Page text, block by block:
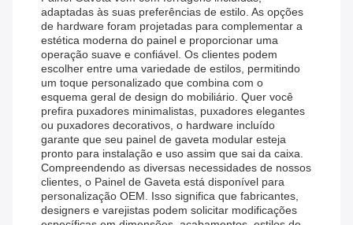
adaptadas às suas preferências de estilo. As opções
de hardware foram projetadas para complementar a
estética moderna do painel e proporcionar uma
operação suave e confiável. Os clientes podem
escolher entre uma variedade de estilos, permitindo
um toque personalizado que combina com o
esquema geral de design do mobiliário. Quer você
prefira puxadores minimalistas, puxadores elegantes
ou puxadores decorativos, o hardware incluído
garante que seu painel de gaveta modular esteja
pronto para instalação e uso assim que sai da caixa.
Compreendendo as diversas necessidades de nossos
clientes, o Painel de Gaveta está disponível para
personalização OEM. Isso significa que fabricantes,
designers e varejistas podem solicitar modificações